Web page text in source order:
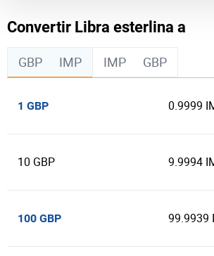
Convertir Libra esterlina a
GBP IMP IMP GBP
1 GBP 0.9999
10 GBP 9.9994
100 GBP 99.9939